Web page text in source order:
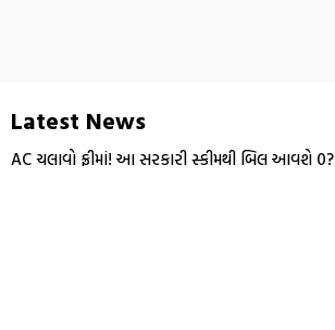
Latest News
AC ચલાવો ફ્રીમાં! આ સરકારી સ્કીમથી બિલ આવશે ₹0?